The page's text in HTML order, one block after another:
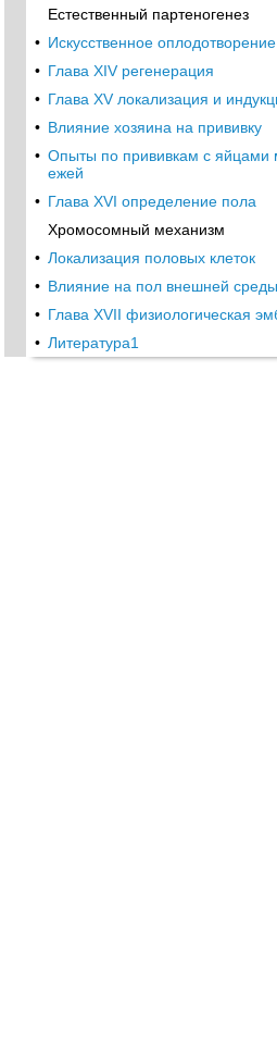
Естественный партеногенез
• Искусственное оплодотворение
• Глава XIV регенерация
• Глава XV локализация и
• Влияние хозяина на прививку
• Опыты по прививкам с яйцами
ежей
• Глава XVI определение пола
Хромосомный механизм
• Локализация половых клеток
• Влияние на пол внешней среды
• Глава XVII физиологическая
• Литература1